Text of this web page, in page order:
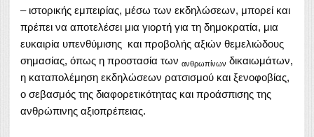
– ιστορικής εμπειρίας, μέσω των εκδηλώσεων, μπορεί και
πρέπει να αποτελέσει μια γιορτή για τη δημοκρατία, μια
ευκαιρία υπενθύμισης και προβολής αξιών θεμελιώδους
σημασίας, όπως η προστασία των ανθρωπίνων δικαιωμάτων,
η καταπολέμηση εκδηλώσεων ρατσισμού και ξενοφοβίας,
ο σεβασμός της διαφορετικότητας και προάσπισης της
ανθρώπινης αξιοπρέπειας.